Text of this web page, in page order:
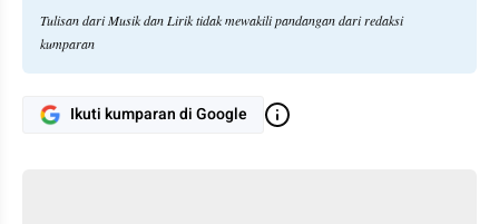
Tulisan dari Musik dan Lirik tidak mewakili pandangan dari redaksi
kumparan
Ikuti kumparan di Google